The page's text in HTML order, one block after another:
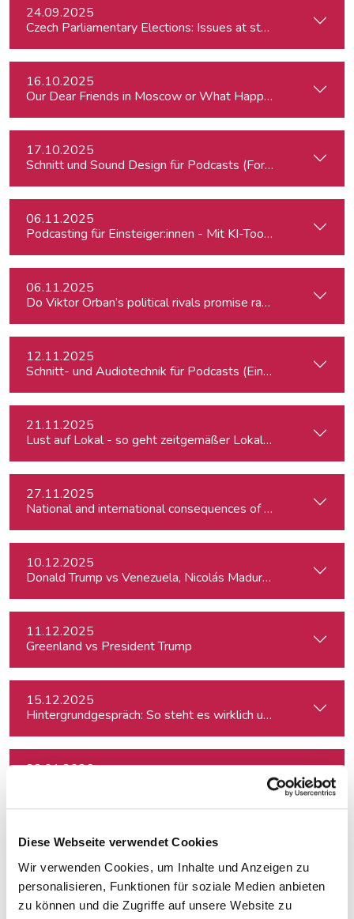
Diese Webseite verwendet Cookies
Wir verwenden Cookies, um Inhalte und Anzeigen zu
personalisieren, Funktionen für soziale Medien anbieten
zu können und die Zugriffe auf unsere Website zu
24.09.2025
Czech Parliamentary Elections: Issues at stake and
16.10.2025
Our Dear Friends in Moscow or What Happened to
17.10.2025
Schnitt und Sound Design für Podcasts (Fortgeschrittene)
06.11.2025
Podcasting für Einsteiger:innen - Mit KI-Tools zum Erfolg
06.11.2025
Do Viktor Orban’s political rivals promise radical policy
12.11.2025
Schnitt- und Audiotechnik für Podcasts (Einsteiger:innen)
21.11.2025
Lust auf Lokal - so geht zeitgemäßer Lokaljournalismus
27.11.2025
10.12.2025
Donald Trump vs Venezuela, Nicolás Maduro and narco-
11.12.2025
Greenland vs President Trump
15.12.2025
Hintergrundgespräch: So steht es wirklich um die
22.01.2026
Hijack the Stream: Wie Podcaster:innen den Umbruch in
29.01.2026
18.02.2026